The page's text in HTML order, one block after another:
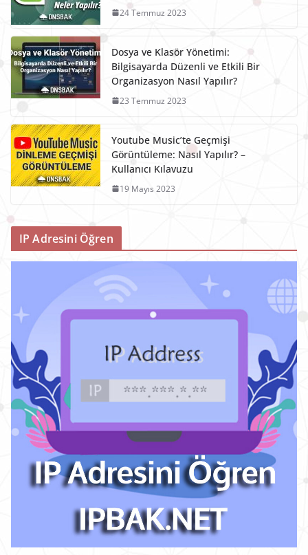
24 Temmuz 2023
Dosya ve Klasör Yönetimi:
Bilgisayarda Düzenli ve Etkili Bir
Organizasyon Nasıl Yapılır?
23 Temmuz 2023
Youtube Music’te Geçmişi
Görüntüleme: Nasıl Yapılır? –
Kullanıcı Kılavuzu
19 Mayıs 2023
IP Adresini Öğren